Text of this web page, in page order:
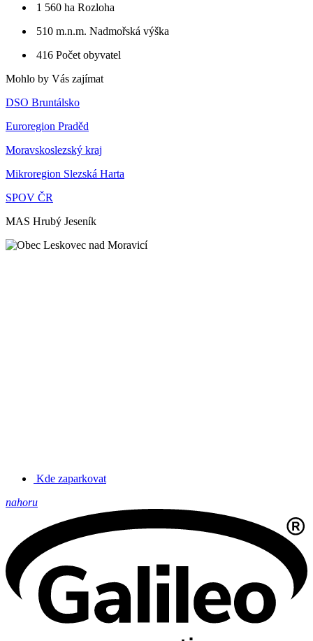
1 560 ha Rozloha
510 m.n.m. Nadmořská výška
416 Počet obyvatel
Mohlo by Vás zajímat
DSO Bruntálsko
Euroregion Praděd
Moravskoslezský kraj
Mikroregion Slezská Harta
SPOV ČR
MAS Hrubý Jeseník
Kde zaparkovat
nahoru